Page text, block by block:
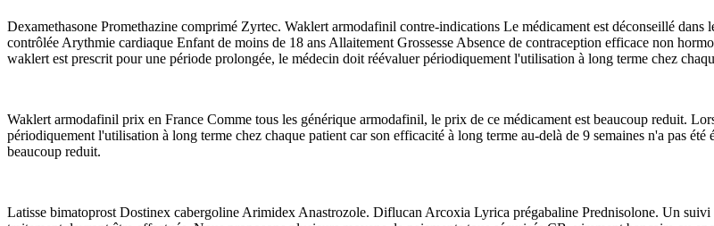
Dexamethasone Promethazine comprimé Zyrtec. Waklert armodafinil contre-indications Le médicament est déconseillé
contrôlée Arythmie cardiaque Enfant de moins de 18 ans Allaitement Grossesse Absence de contraception efficace non
waklert est prescrit pour une période prolongée, le médecin doit réévaluer périodiquement l'utilisation à long terme chez
Waklert armodafinil prix en France Comme tous les générique armodafinil, le prix de ce médicament est beaucoup reduit.
périodiquement l'utilisation à long terme chez chaque patient car son efficacité à long terme au-delà de 9 semaines n'a pas
beaucoup reduit.
Latisse bimatoprost Dostinex cabergoline Arimidex Anastrozole. Diflucan Arcoxia Lyrica prégabaline Prednisolone. Un